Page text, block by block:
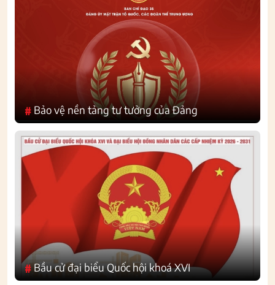
# Bảo vệ nền tảng tư tưởng của Đảng
#Bầu cử đại biểu Quốc hội khoá XVI